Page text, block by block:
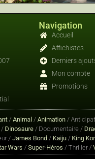
Navigation
Accueil
Affichistes
Derniers
Mon compte
Promotions
/ Animal / Animation /
/ Dinosaure / Documentaire /
/ James Bond / Kaiju / King
Wars / Super-Héros / Thriller /